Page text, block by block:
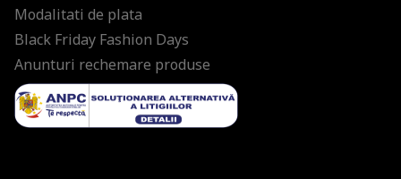
Modalitati de plata
Black Friday Fashion Days
Anunturi rechemare produse